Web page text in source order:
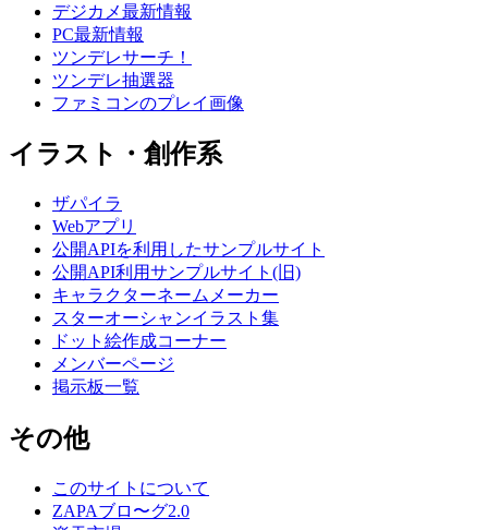
デジカメ最新情報
PC最新情報
ツンデレサーチ！
ツンデレ抽選器
ファミコンのプレイ画像
イラスト・創作系
ザパイラ
Webアプリ
公開APIを利用したサンプルサイト
公開API利用サンプルサイト(旧)
キャラクターネームメーカー
スターオーシャンイラスト集
ドット絵作成コーナー
メンバーページ
掲示板一覧
その他
このサイトについて
ZAPAブロ〜グ2.0